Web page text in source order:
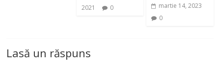
2021
0
martie 14, 2023
0
Lasă un răspuns